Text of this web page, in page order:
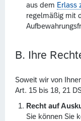
aus dem Erlass
regelmäßig mit
B. Ihre
Soweit wir von
Art. 15 bis 18, 21
Recht auf
Sie können Sie